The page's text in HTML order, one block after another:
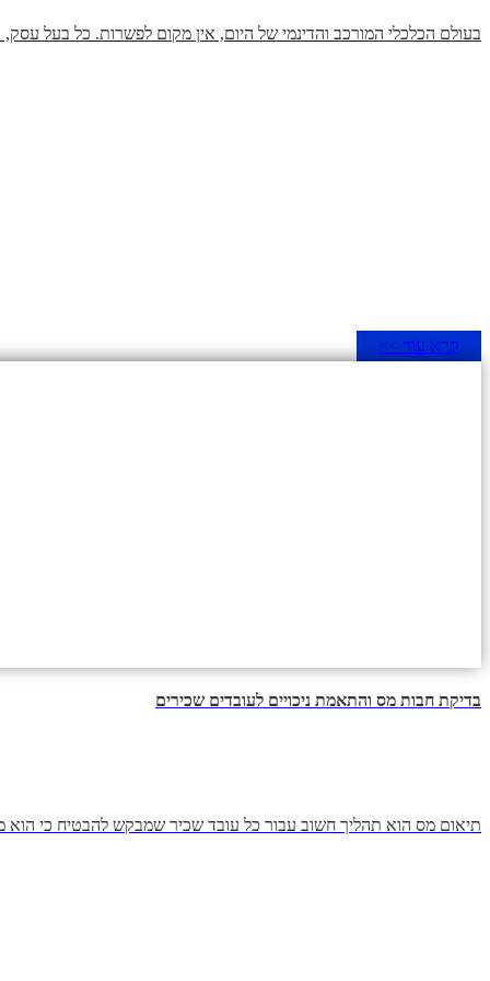
בעולם הכלכלי המורכב והדינמי של היום, אין מקום לפשרות. כל בעל
קרא עוד >>
בדיקת חבות מס והתאמת ניכויים לעובדים שכירים
תיאום מס הוא תהליך חשוב עבור כל עובד שכיר שמבקש להבטיח כי